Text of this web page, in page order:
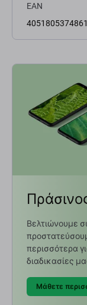
EAN
4051805374861
Βελτιώνουμε
περισσότερα
διαδικασίες
Μάθετε